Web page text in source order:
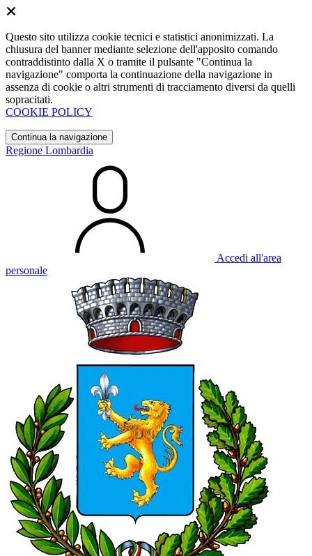
Questo sito utilizza cookie tecnici e statistici anonimizzati. La
chiusura del banner mediante selezione dell'apposito comando
contraddistinto dalla X o tramite il pulsante "Continua la
navigazione" comporta la continuazione della navigazione in
assenza di cookie o altri strumenti di tracciamento diversi da quelli
sopracitati.
COOKIE POLICY
Continua la navigazione
Regione Lombardia
Accedi all'area
personale